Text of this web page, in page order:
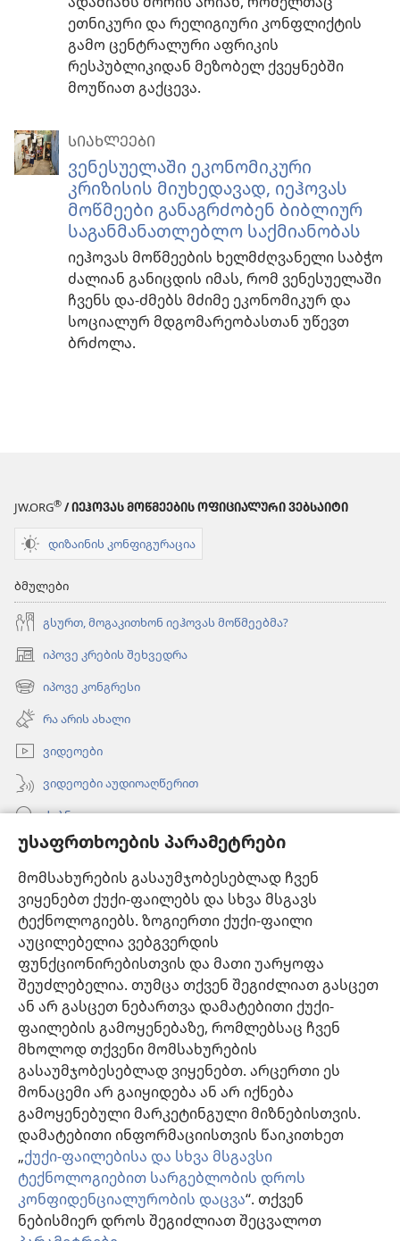
უსაფრთხოების პარამეტრები
მომსახურების გასაუმჯობესებლად ჩვენ
ვიყენებთ ქუქი-ფაილებს და სხვა მსგავს
ტექნოლოგიებს. ზოგიერთი ქუქი-ფაილი
აუცილებელია ვებგვერდის
ფუნქციონირებისთვის და მათი უარყოფა
შეუძლებელია. თუმცა თქვენ შეგიძლიათ გასცეთ
ან არ გასცეთ ნებართვა დამატებითი ქუქი-
ფაილების გამოყენებაზე, რომლებსაც ჩვენ
მხოლოდ თქვენი მომსახურების
გასაუმჯობესებლად ვიყენებთ. არცერთი ეს
მონაცემი არ გაიყიდება ან არ იქნება
გამოყენებული მარკეტინგული მიზნებისთვის.
დამატებითი ინფორმაციისთვის წაიკითხეთ
„ქუქი-ფაილებისა და სხვა მსგავსი
ტექნოლოგიებით სარგებლობის დროს
კონფიდენციალურობის დაცვა“. თქვენ
ნებისმიერ დროს შეგიძლიათ შეცვალოთ
ეთნიკური და რელიგიური კონფლიქტის
გამო ცენტრალური აფრიკის
რესპუბლიკიდან მეზობელ ქვეყნებში
მოუწიათ გაქცევა.
ᲡᲘᲐᲮᲚᲔᲔᲑᲘ
ვენესუელაში ეკონომიკური
კრიზისის მიუხედავად, იეჰოვას
მოწმეები განაგრძობენ ბიბლიურ
საგანმანათლებლო საქმიანობას
იეჰოვას მოწმეების ხელმძღვანელი საბჭო
ძალიან განიცდის იმას, რომ ვენესუელაში
ჩვენს და-ძმებს მძიმე ეკონომიკურ და
სოციალურ მდგომარეობასთან უწევთ
ბრძოლა.
JW.ORG® / ᲘᲔᲰᲝᲕᲐᲡ ᲛᲝᲬᲛᲔᲔᲑᲘᲡ ᲝᲤᲘᲪᲘᲐᲚᲣᲠᲘ ᲕᲔᲑᲡᲐᲘᲢᲘ
დიზაინის კონფიგურაცია
ბმულები
გსურთ, მოგაკითხონ იეჰოვას მოწმეებმა?
იპოვე კრების შეხვედრა
(გაიხსნება
ახალი
ფანჯარა)
იპოვე კონგრესი
(გაიხსნება
ახალი
ფანჯარა)
რა არის ახალი
ვიდეოები
ვიდეოები აუდიოაღწერით
ძებნა
ინფორმაცია ექიმებისთვის
ინფორმაცია ოფიციალური პირებისთვის
დახმარება
შესაწირავები
(გაიხსნება
ახალი
ფანჯარა)საგუშაგო კოშკის ონლაინ ბიბლიოთეკა™
(გაიხსნება
ახალი
ფანჯარა)JW Hub
(გაიხსნება
ახალი
ფანჯარა)JW ბიბლიოთეკა
„საგუშაგო კოშკის ბიბლიოთეკა“
Copyright© 2026 Watch Tower Bible and Tract Society of Pennsylvania.
ᲡᲐᲠᲒᲔᲑᲚᲝᲑᲘᲡ ᲬᲔᲡᲔᲑᲘ